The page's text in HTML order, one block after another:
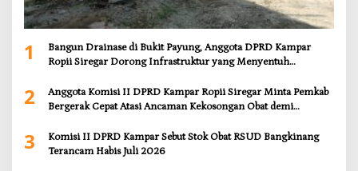
1
Bangun Drainase di Bukit Payung, Anggota DPRD Kampar
Ropii Siregar Dorong Infrastruktur yang Menyentuh
2
Anggota Komisi II DPRD Kampar Ropii Siregar Minta Pemkab
Bergerak Cepat Atasi Ancaman Kekosongan Obat demi
3
Komisi II DPRD Kampar Sebut Stok Obat RSUD Bangkinang
Terancam Habis Juli 2026